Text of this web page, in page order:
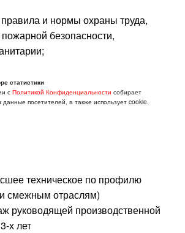
и нормы охраны труда,
безопасности,
контроль за выполнением
правил и инструкций по
и пожарной
техническое по профилю
смежным отраслям)
руководящей производственной
х лет
статистики
сПолитикой Конфиденциальности собирает
данные посетителей, а также использует cookie.